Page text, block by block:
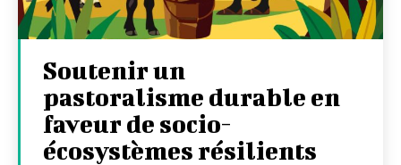
Soutenir un
pastoralisme durable en
faveur de socio-
écosystèmes résilients